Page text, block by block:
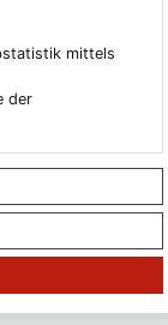
mittels
der
(Elbe)